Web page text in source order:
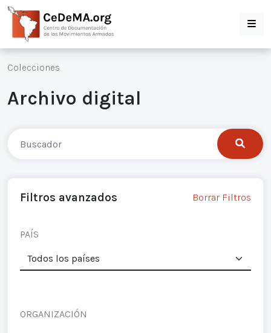
Colecciones
Archivo digital
Filtros avanzados Borrar Filtros
PAÍS
ORGANIZACIÓN